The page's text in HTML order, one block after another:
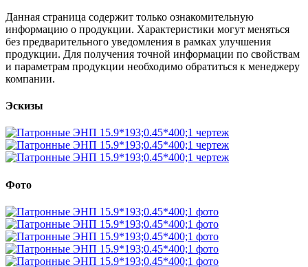
Данная страница содержит только ознакомительную
информацию о продукции. Характеристики могут меняться
без предварительного уведомления в рамках улучшения
продукции. Для получения точной информации по свойствам
и параметрам продукции необходимо обратиться к менеджеру
компании.
Эскизы
Фото